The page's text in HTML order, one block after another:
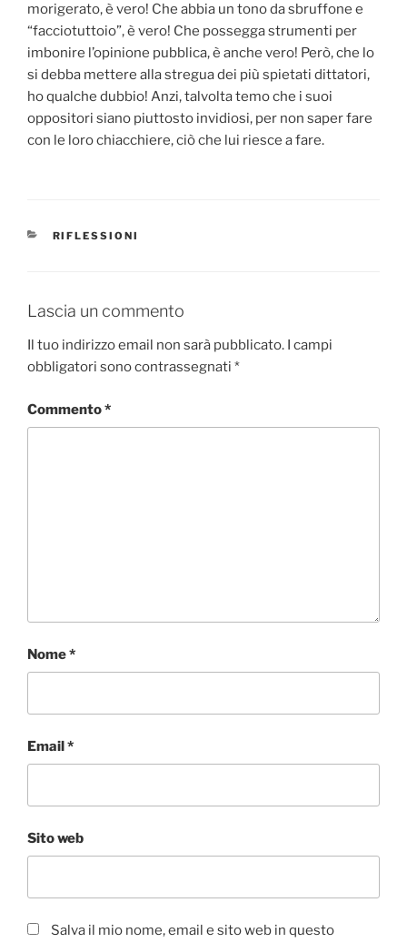
morigerato, è vero! Che abbia un tono da sbruffone e
“facciotuttoio”, è vero! Che possegga strumenti per
imbonire l’opinione pubblica, è anche vero! Però, che lo
si debba mettere alla stregua dei più spietati dittatori,
ho qualche dubbio! Anzi, talvolta temo che i suoi
oppositori siano piuttosto invidiosi, per non saper fare
con le loro chiacchiere, ciò che lui riesce a fare.
CATEGORIE
RIFLESSIONI
Lascia un commento
Il tuo indirizzo email non sarà pubblicato. I campi
obbligatori sono contrassegnati *
Commento*
Nome*
Email*
Sito web
Salva il mio nome, email e sito web in questo